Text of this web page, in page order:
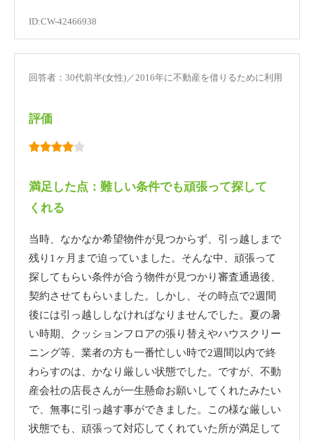
ID:CW-42466938
回答者：30代前半(女性)／2016年に不動産を借りるために利用
評価
満足した点：難しい条件でも頑張って探して
くれる
当時、なかなか希望物件が見つからず、引っ越しまで
残り1ヶ月まで迫っていました。そんな中、頑張って
探してもらい条件が合う物件が見つかり審査通過後、
契約させてもらいました。しかし、その時点で2週間
後には引っ越ししなければなりませんでした。夏の暑
い時期、クッションフロアの張り替えやハウスクリー
ニング等、業者の方も一番忙しい時で2週間以内で終
わらすのは、かなり厳しい状態でした。ですが、不動
産会社の店長さんが一生懸命お願いしてくれたみたい
で、無事に引っ越す事ができました。この様な厳しい
状態でも、頑張って対応してくれていた所が満足して